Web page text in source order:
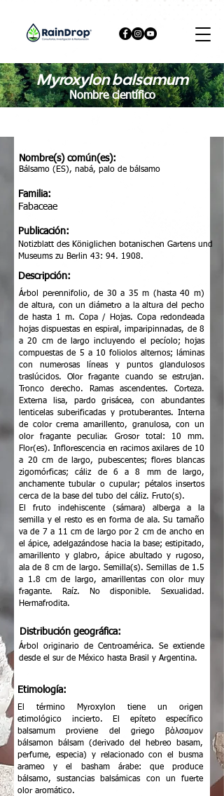
Myroxylon balsamum
Nombre científico
Nombre(s) común(es):
Bálsamo (ES), nabá, palo de bálsamo
Familia:
Fabaceae
Publicación:
Notizblatt des Königlichen botanischen Gartens und
Museums zu Berlin 43: 94. 1908.
Descripción:
Árbol perennifolio, de 30 a 35 m (hasta 40 m)
de altura, con un diámetro a la altura del pecho
de hasta 1 m. Copa / Hojas. Copa redondeada
hojas dispuestas en espiral, imparipinnadas, de 8
a 20 cm de largo incluyendo el pecíolo; hojas
compuestas de 5 a 10 foliolos alternos; láminas
con numerosas líneas y puntos glandulosos
traslúcidos. Olor fragante cuando se estrujan.
Tronco derecho. Ramas ascendentes. Corteza.
Externa lisa, pardo grisácea, con abundantes
lenticelas suberificadas y protuberantes. Interna
de color crema amarillento, granulosa, con un
olor fragante peculiar. Grosor total: 10 mm.
Flor(es). Inflorescencia en racimos axilares de 10
a 20 cm de largo, pubescentes; flores blancas
zigomórficas; cáliz de 6 a 8 mm de largo,
anchamente tubular o cupular; pétalos insertos
cerca de la base del tubo del cáliz. Fruto(s).
El fruto indehiscente (sámara) alberga a la
semilla y el resto es en forma de ala. Su tamaño
va de 7 a 11 cm de largo por 2 cm de ancho en
el ápice, adelgazándose hacia la base; estipitado,
amarillento y glabro, ápice abultado y rugoso,
ala de 8 cm de largo. Semilla(s). Semillas de 1.5
a 1.8 cm de largo, amarillentas con olor muy
fragante. Raíz. No disponible. Sexualidad.
Hermafrodita.
Distribución geográfica:
Árbol originario de Centroamérica. Se extiende
desde el sur de México hasta Brasil y Argentina.
Etimología:
El término Myroxylon tiene un origen
etimológico incierto. El epíteto específico
balsamum proviene del griego βάλσαμον
bálsamon bálsam (derivado del hebreo basam,
perfume, especia) y relacionado con el busma
arameo y el basham árabe: que produce
bálsamo, sustancias balsámicas con un fuerte
olor aromático.